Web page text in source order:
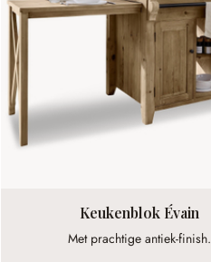
Keukenblok Évain
Met prachtige antiek-finish.